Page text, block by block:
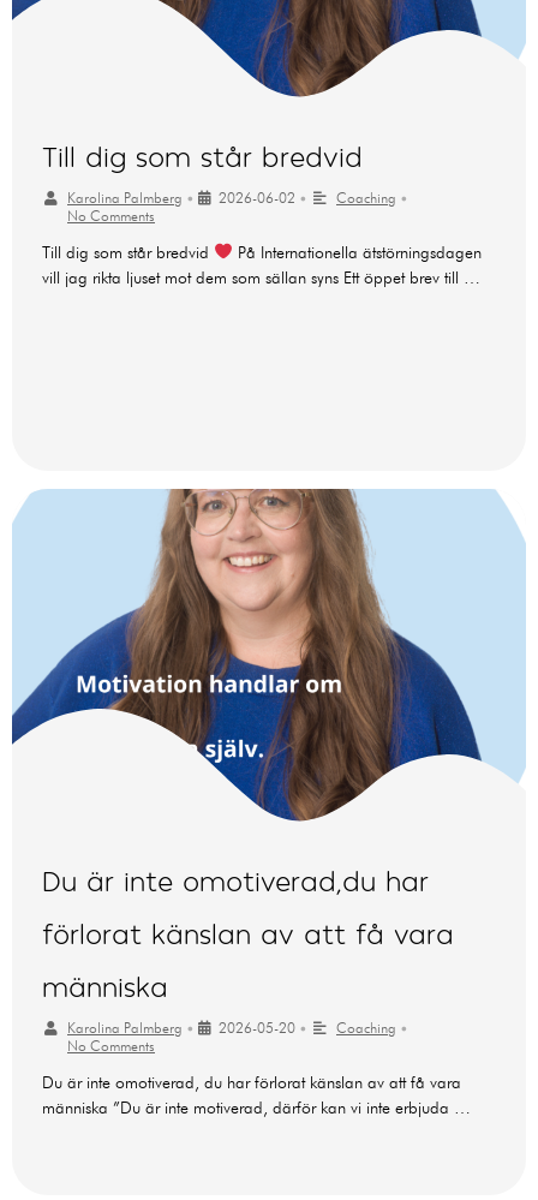
Till dig som står bredvid
Karolina Palmberg • 2026-06-02 • Coaching •
No Comments
Till dig som står bredvid
På Internationella ätstörningsdagen
vill jag rikta ljuset mot dem som sällan syns Ett öppet brev till …
Du är inte omotiverad,du har
förlorat känslan av att få vara
människa
Karolina Palmberg • 2026-05-20 • Coaching •
No Comments
Du är inte omotiverad, du har förlorat känslan av att få vara
människa ”Du är inte motiverad, därför kan vi inte erbjuda …